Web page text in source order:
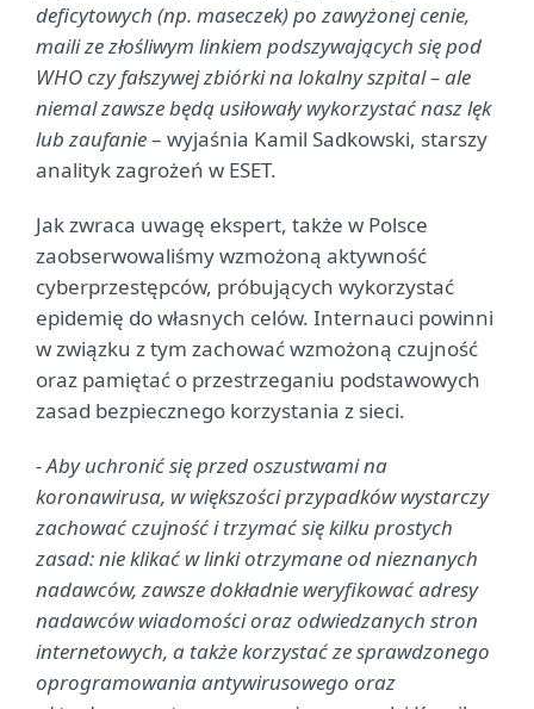
deficytowych (np. maseczek) po zawyżonej cenie,
maili ze złośliwym linkiem podszywających się pod
WHO czy fałszywej zbiórki na lokalny szpital – ale
niemal zawsze będą usiłowały wykorzystać nasz lęk
lub zaufanie– wyjaśnia Kamil Sadkowski, starszy
analityk zagrożeń w ESET.
Jak zwraca uwagę ekspert, także w Polsce
zaobserwowaliśmy wzmożoną aktywność
cyberprzestępców, próbujących wykorzystać
epidemię do własnych celów. Internauci powinni
w związku z tym zachować wzmożoną czujność
oraz pamiętać o przestrzeganiu podstawowych
zasad bezpiecznego korzystania z sieci.
- Aby uchronić się przed oszustwami na
koronawirusa, w większości przypadków wystarczy
zachować czujność i trzymać się kilku prostych
zasad: nie klikać w linki otrzymane od nieznanych
nadawców, zawsze dokładnie weryfikować adresy
nadawców wiadomości oraz odwiedzanych stron
internetowych, a także korzystać ze sprawdzonego
oprogramowania antywirusowego oraz